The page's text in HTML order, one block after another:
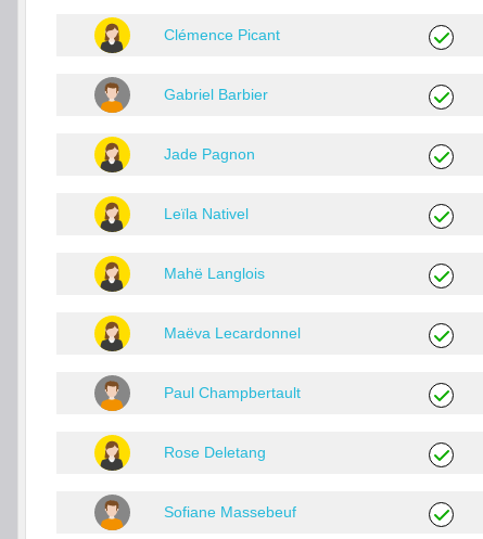
Clémence Picant
Gabriel Barbier
Jade Pagnon
Leïla Nativel
Mahë Langlois
Maëva Lecardonnel
Paul Champbertault
Rose Deletang
Sofiane Massebeuf